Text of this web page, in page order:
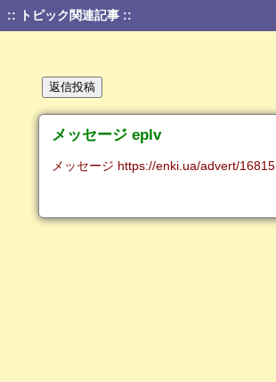
:: トピック関連記事 ::
メッセージ eplv
メッセージ https://enki.ua/advert/16815